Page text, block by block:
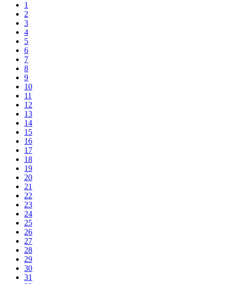
1
2
3
4
5
6
7
8
9
10
11
12
13
14
15
16
17
18
19
20
21
22
23
24
25
26
27
28
29
30
31